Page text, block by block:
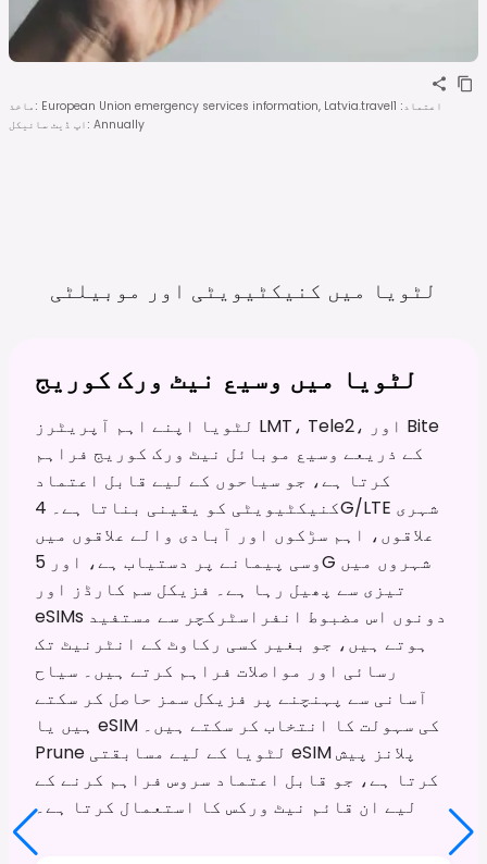
ماخذ : European Union emergency services information, Latvia.travel اعتماد:
1
اپ ڈیٹ سائیکل : Annually
لٹویا میں کنیکٹیویٹی اور موبیلٹی
لٹویا میں وسیع نیٹ ورک کوریج
لٹویا اپنے اہم آپریٹرز LMT، Tele2، اور Bite
کے ذریعے وسیع موبائل نیٹ ورک کوریج فراہم
کرتا ہے، جو سیاحوں کے لیے قابل اعتماد
کنیکٹیویٹی کو یقینی بناتا ہے۔ 4G/LTE شہری
علاقوں، اہم سڑکوں اور آبادی والے علاقوں میں
وسی پیمانے پر دستیاب ہے، اور 5G شہروں میں
تیزی سے پھیل رہا ہے۔ فزیکل سم کارڈز اور
eSIMs دونوں اس مضبوط انفراسٹرکچر سے مستفید
ہوتے ہیں، جو بغیر کسی رکاوٹ کے انٹرنیٹ تک
رسائی اور مواصلات فراہم کرتے ہیں۔ سیاح
آسانی سے پہنچنے پر فزیکل سمز حاصل کر سکتے
ہیں یا eSIM کی سہولت کا انتخاب کر سکتے ہیں۔
Prune لٹویا کے لیے مسابقتی eSIM پلانز پیش
کرتا ہے، جو قابل اعتماد سروس فراہم کرنے کے
لیے ان قائم نیٹ ورکس کا استعمال کرتا ہے۔